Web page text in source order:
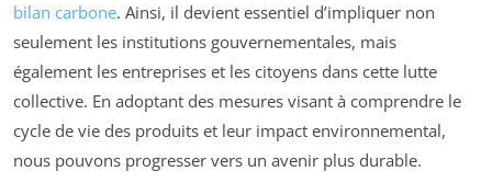
bilan carbone. Ainsi, il devient essentiel d’impliquer non
seulement les institutions gouvernementales, mais
également les entreprises et les citoyens dans cette lutte
collective. En adoptant des mesures visant à comprendre le
cycle de vie des produits et leur impact environnemental,
nous pouvons progresser vers un avenir plus durable.